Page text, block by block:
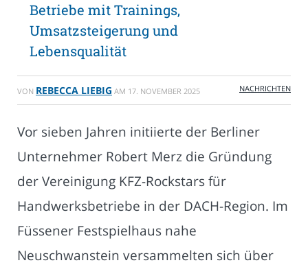
Betriebe mit Trainings,
Umsatzsteigerung und
Lebensqualität
VON REBECCA LIEBIG AM 17. NOVEMBER 2025 NACHRICHTEN
Vor sieben Jahren initiierte der Berliner
Unternehmer Robert Merz die Gründung
der Vereinigung KFZ-Rockstars für
Handwerksbetriebe in der DACH-Region. Im
Füssener Festspielhaus nahe
Neuschwanstein versammelten sich über